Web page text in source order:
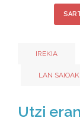
IREKIA
LAN SAIOAK
Utzi